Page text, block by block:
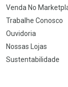
Venda No
Trabalhe Conosco
Ouvidoria
Nossas Lojas
Sustentabilidade